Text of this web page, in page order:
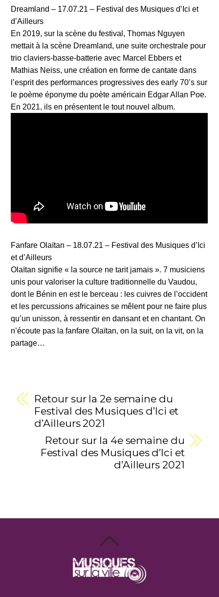
Dreamland – 17.07.21 – Festival des Musiques d’Ici et
d’Ailleurs
En 2019, sur la scène du festival, Thomas Nguyen
mettait à la scène Dreamland, une suite orchestrale pour
trio claviers-basse-batterie avec Marcel Ebbers et
Mathias Neiss, une création en forme de cantate dans
l’esprit des performances progressives des early 70’s sur
le poème éponyme du poète américain Edgar Allan Poe.
En 2021, ils en présentent le tout nouvel album.
Fanfare Olaïtan – 18.07.21 – Festival des Musiques d’Ici
et d’Ailleurs
Olaïtan signifie « la source ne tarit jamais ». 7 musiciens
unis pour valoriser la culture traditionnelle du Vaudou,
dont le Bénin en est le berceau : les cuivres de l’occident
et les percussions africaines se mêlent pour ne faire plus
qu’un unisson, à ressentir en dansant et en chantant. On
n’écoute pas la fanfare Olaïtan, on la suit, on la vit, on la
partage…
Retour sur la 2e semaine du
Festival des Musiques d’Ici et
d’Ailleurs 2021
Retour sur la 4e semaine du
Festival des Musiques d’Ici et
d’Ailleurs 2021